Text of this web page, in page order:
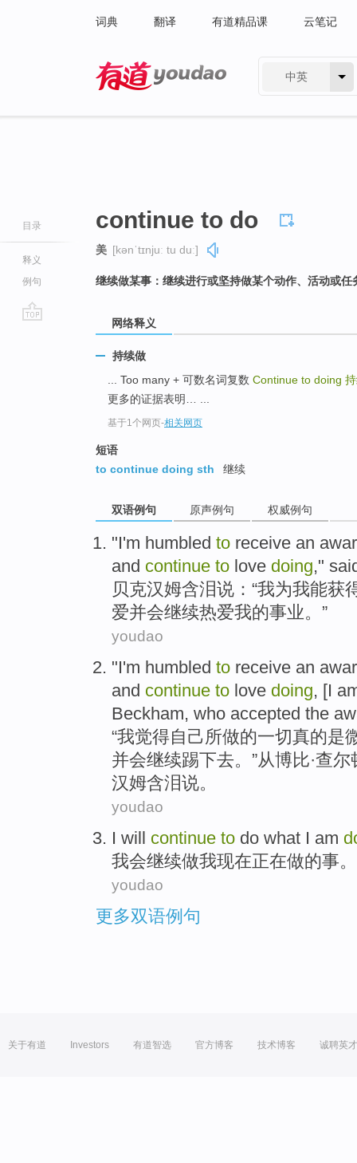
词典 翻译 有道精品课 云笔记
中英
目录
释义
例句
continue to do
美 [kənˈtɪnjuː tu duː]
继续做某事：继续进行或坚持做某个动作、活动或任
网络释义
持续做
... Too many + 可数名词复数 Continue to doing
更多的证据表明… ...
基于1个网页-相关网页
短语
to continue doing sth
继续
双语例句 原声例句 权威例句
"I'm humbled to receive an
and continue to love doing,"
贝克汉姆含泪说：“我为我能获
爱并会继续热爱我的事业。”
youdao
"I'm humbled to receive an
and continue to love doing, [I
Beckham, who accepted the
“我觉得自己所做的一切真的是
并会继续踢下去。”从博比·查尔
汉姆含泪说。
youdao
I will continue to do what I am
我会继续做我现在正在做的事。
youdao
更多双语例句
关于有道 Investors 有道智选 官方博客 技术博客 诚聘英才